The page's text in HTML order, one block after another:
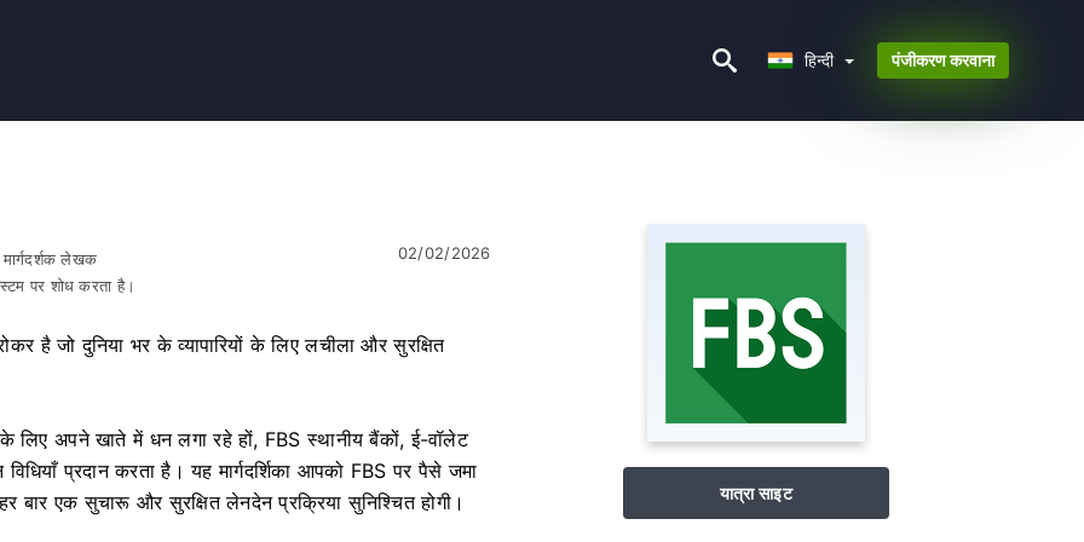
हिन्दी
पंजीकरण करवाना
लेखक
पर शोध करता है।
02/02/2026
है जो दुनिया भर के व्यापारियों के लिए लचीला और सुरक्षित
लिए अपने खाते में धन लगा रहे हों, FBS स्थानीय बैंकों, ई-वॉलेट
प्रदान करता है। यह मार्गदर्शिका आपको FBS पर पैसे जमा
एक सुचारू और सुरक्षित लेनदेन प्रक्रिया सुनिश्चित होगी।
यात्रा साइट